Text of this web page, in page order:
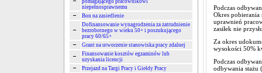
pomagającego pracownikowi
niepełnosprawnemu
Bon na zasiedlenie
Dofinansowanie wynagrodzenia za zatrudnienie
bezrobotnego w wieku 50+ i poszukującego
pracy 60/65+
Grant na utworzenie stanowiska pracy zdalnej
Finansowanie kosztów egzaminów lub
uzyskania licencji
Przejazd na Targi Pracy i Giełdy Pracy
Podczas
Okres
uprawnień
zasiłek nie
Za okres
wysokości 50%
Podczas
odbywania stażu